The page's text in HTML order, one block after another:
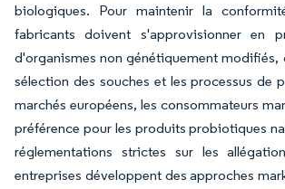
biologiques. Pour maintenir la
fabricants doivent s'approvisionner en
d'organismes non génétiquement modifiés,
sélection des souches et les processus de
marchés européens, les consommateurs
préférence pour les produits probiotiques
réglementations strictes sur les
entreprises développent des approches